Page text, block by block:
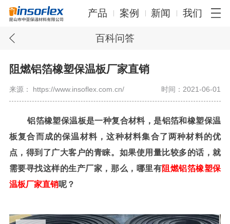
产品 案例 新闻 我们
百科问答
阻燃铝箔橡塑保温板厂家直销
来源： https://www.insoflex.com.cn/ 时间：2021-06-01
铝箔橡塑保温板是一种复合材料，是铝箔和橡塑保温
板复合而成的保温材料，这种材料集合了两种材料的优
点，得到了广大客户的青睐。如果使用量比较多的话，就
需要寻找这样的生产厂家，那么，哪里有阻燃铝箔橡塑保
温板厂家直销呢？